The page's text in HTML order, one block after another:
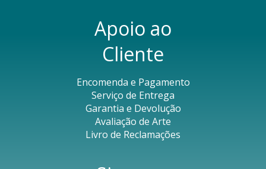
Apoio ao
Cliente
Encomenda e Pagamento
Serviço de Entrega
Garantia e Devolução
Avaliação de Arte
Livro de Reclamações